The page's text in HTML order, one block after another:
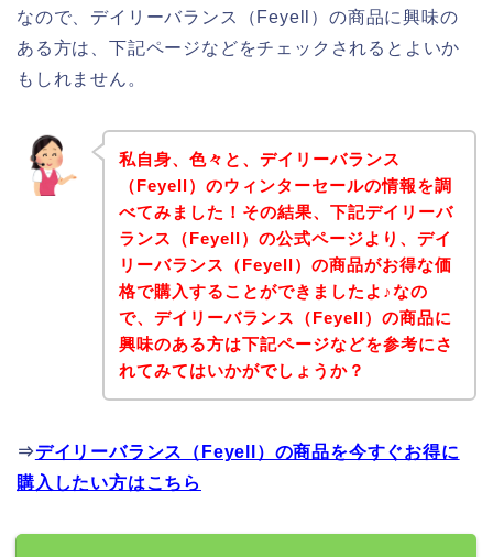
なので、デイリーバランス（Feyell）の商品に興味の
ある方は、下記ページなどをチェックされるとよいか
もしれません。
私自身、色々と、デイリーバランス
（Feyell）のウィンターセールの情報を調
べてみました！その結果、下記デイリーバ
ランス（Feyell）の公式ページより、デイ
リーバランス（Feyell）の商品がお得な価
格で購入することができましたよ♪なの
で、デイリーバランス（Feyell）の商品に
興味のある方は下記ページなどを参考にさ
れてみてはいかがでしょうか？
⇒デイリーバランス（Feyell）の商品を今すぐお得に
購入したい方はこちら